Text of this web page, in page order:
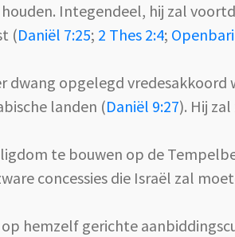
Integendeel, hij zal
(Daniël 7:25; 2 Thes 2:4;
dwang opgelegd vredesakkoord
landen (Daniël 9:27). Hij
te bouwen op de
concessies die Israël zal
hemzelf gerichte